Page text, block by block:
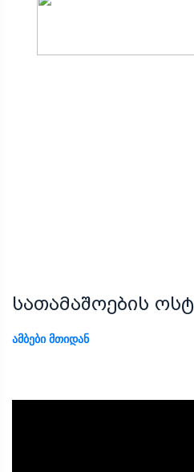
სათამაშოების
ᲐᲛᲑᲔᲑᲘ ᲛᲗᲘᲓᲐᲜ